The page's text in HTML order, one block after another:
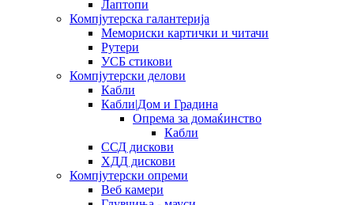
Лаптопи
Компјутерска галантерија
Мемориски картички и читачи
Рутери
УСБ стикови
Компјутерски делови
Кабли
Кабли|Дом и Градина
Опрема за домаќинство
Кабли
ССД дискови
ХДД дискови
Компјутерски опреми
Веб камери